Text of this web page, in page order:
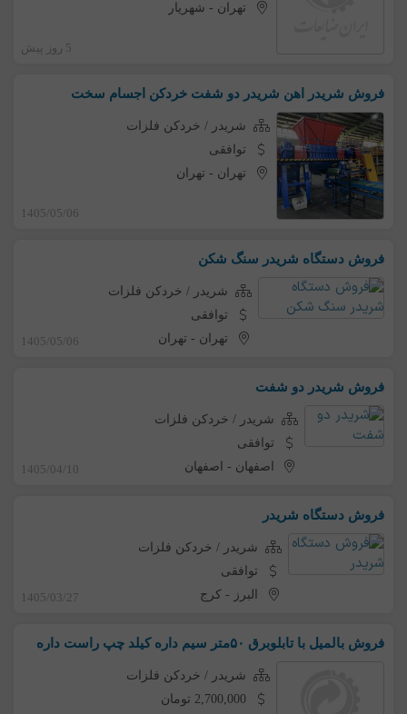
تهران - شهریار
5 روز پیش
فروش شریدر اهن شریدر دو شفت خردکن اجسام سخت
شریدر / خردکن فلزات
توافقی
تهران - تهران
1405/05/06
فروش دستگاه شریدر سنگ شکن
شریدر / خردکن فلزات
توافقی
تهران - تهران 1405/05/06
فروش شریدر دو شفت
شریدر / خردکن فلزات
توافقی
اصفهان - اصفهان 1405/04/10
فروش دستگاه شریدر
شریدر / خردکن فلزات
توافقی
البرز - کرج 1405/03/27
فروش بالمیل با تابلوبرق ۵۰متر سیم داره کیلد چپ راست داره
شریدر / خردکن فلزات
2,700,000 تومان